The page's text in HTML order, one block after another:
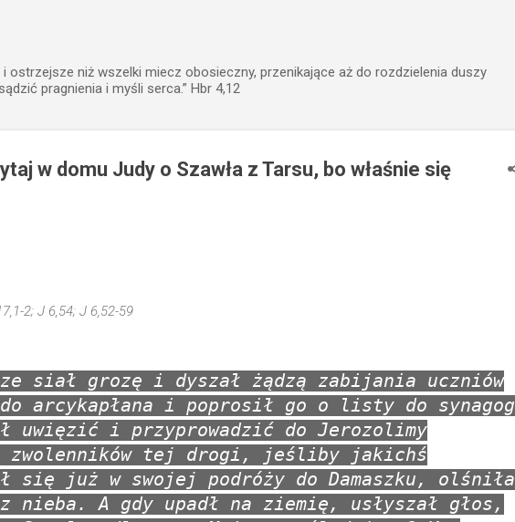
ostrzejsze niż wszelki miecz obosieczny, przenikające aż do rozdzielenia duszy
pragnienia i myśli serca.” Hbr 4,12
w domu Judy o Szawła z Tarsu, bo właśnie się
2; J 6,54; J 6,52-59
siał grozę i dyszał żądzą zabijania uczniów
arcykapłana i poprosił go o listy do synagog
uwięzić i przyprowadzić do Jerozolimy
zwolenników tej drogi, jeśliby jakichś
się już w swojej podróży do Damaszku, olśniła
nieba. A gdy upadł na ziemię, usłyszał głos,